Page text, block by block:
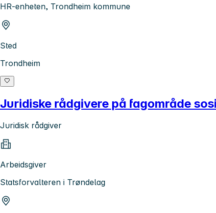
HR-enheten, Trondheim kommune
Sted
Trondheim
Juridiske rådgivere på fagområde
Juridisk rådgiver
Arbeidsgiver
Statsforvalteren i Trøndelag